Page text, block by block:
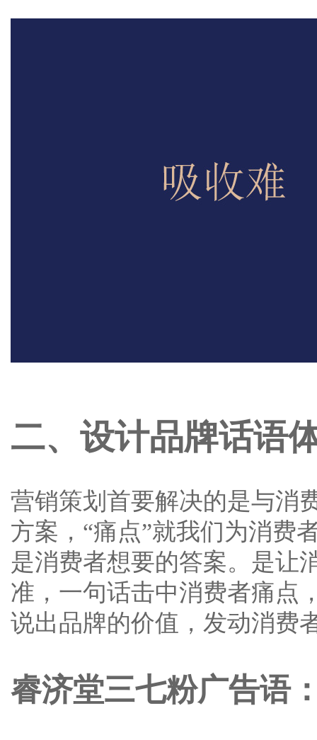
二、设计品牌话语
营销策划首要解决的是与消
方案，“痛点”就我们为消费
是消费者想要的答案。是让
准，一句话击中消费者痛点
说出品牌的价值，发动消费
睿济堂三七粉广告语